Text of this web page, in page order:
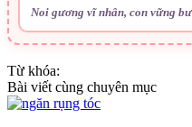
Noi gương vĩ nhân, con vững
Từ khóa:
Bài viết cùng chuyên mục